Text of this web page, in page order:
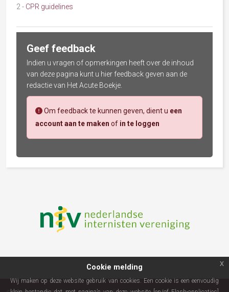
2 - CPR guidelines
Geef feedback
Indien u vragen of opmerkingen heeft over de inhoud
van deze pagina kunt u hier feedback geven aan de
redactie van Het Acute Boekje.
Om feedback te kunnen geven, dient u een
account aan te maken of in te loggen
Cookie melding
Wij maken op deze website gebruik van cookies. Een cookie is een eenvoudig
x